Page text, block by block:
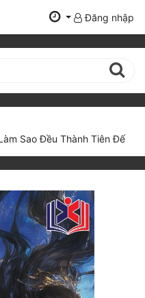
Đăng nhập
Sao Đều Thành Tiên Đế